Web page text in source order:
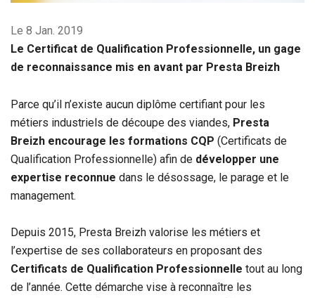
Le 8 Jan. 2019
Le Certificat de Qualification Professionnelle, un gage
de reconnaissance mis en avant par Presta Breizh
Parce qu’il n’existe aucun diplôme certifiant pour les
métiers industriels de découpe des viandes, Presta
Breizh encourage les formations CQP (Certificats de
Qualification Professionnelle) afin de développer une
expertise reconnue dans le désossage, le parage et le
management.
Depuis 2015, Presta Breizh valorise les métiers et
l’expertise de ses collaborateurs en proposant des
Certificats de Qualification Professionnelle tout au long
de l’année. Cette démarche vise à reconnaître les